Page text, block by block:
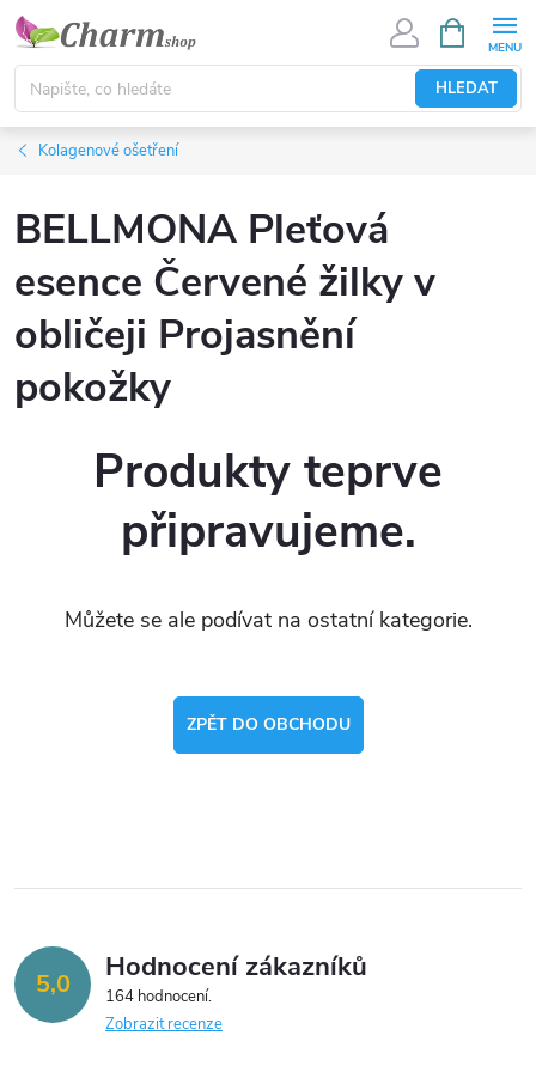
Přejít
obsah
HLEDAT
NÁKUPNÍ
KOŠÍK
Kolagenové ošetření
BELLMONA Pleťová
esence Červené žilky v
obličeji Projasnění
pokožky
Produkty teprve
připravujeme.
Můžete se ale podívat na ostatní kategorie.
ZPĚT DO OBCHODU
5,0 Hodnocení zákazníků
164 hodnocení
Zobrazit recenze